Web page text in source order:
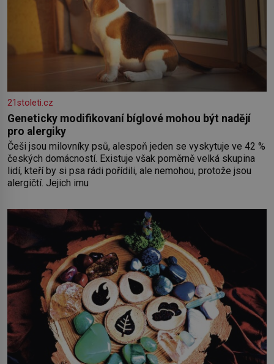
21stoleti.cz
Geneticky modifikovaní bíglové mohou být nadějí
pro alergiky
Češi jsou milovníky psů, alespoň jeden se vyskytuje ve 42 %
českých domácností. Existuje však poměrně velká skupina
lidí, kteří by si psa rádi pořídili, ale nemohou, protože jsou
alergičtí. Jejich imu